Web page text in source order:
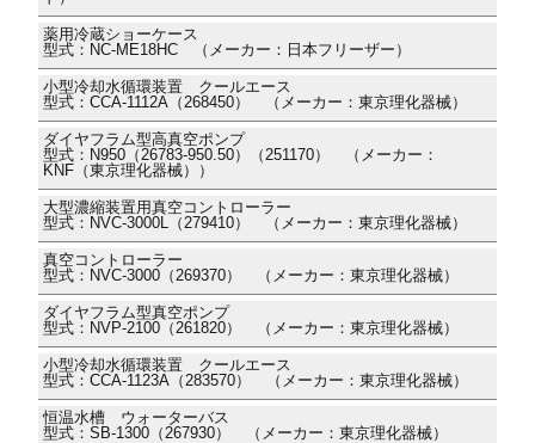
薬用冷蔵ショーケース
型式：NC-ME18HC （メーカー：日本フリーザー）
小型冷却水循環装置 クールエース
型式：CCA-1112A（268450） （メーカー：東京理化器械）
ダイヤフラム型高真空ポンプ
型式：N950（26783-950.50）（251170） （メーカー：
KNF（東京理化器械））
大型濃縮装置用真空コントローラー
型式：NVC-3000L（279410） （メーカー：東京理化器械）
真空コントローラー
型式：NVC-3000（269370） （メーカー：東京理化器械）
ダイヤフラム型真空ポンプ
型式：NVP-2100（261820） （メーカー：東京理化器械）
小型冷却水循環装置 クールエース
型式：CCA-1123A（283570） （メーカー：東京理化器械）
恒温水槽 ウォーターバス
型式：SB-1300（267930） （メーカー：東京理化器械）